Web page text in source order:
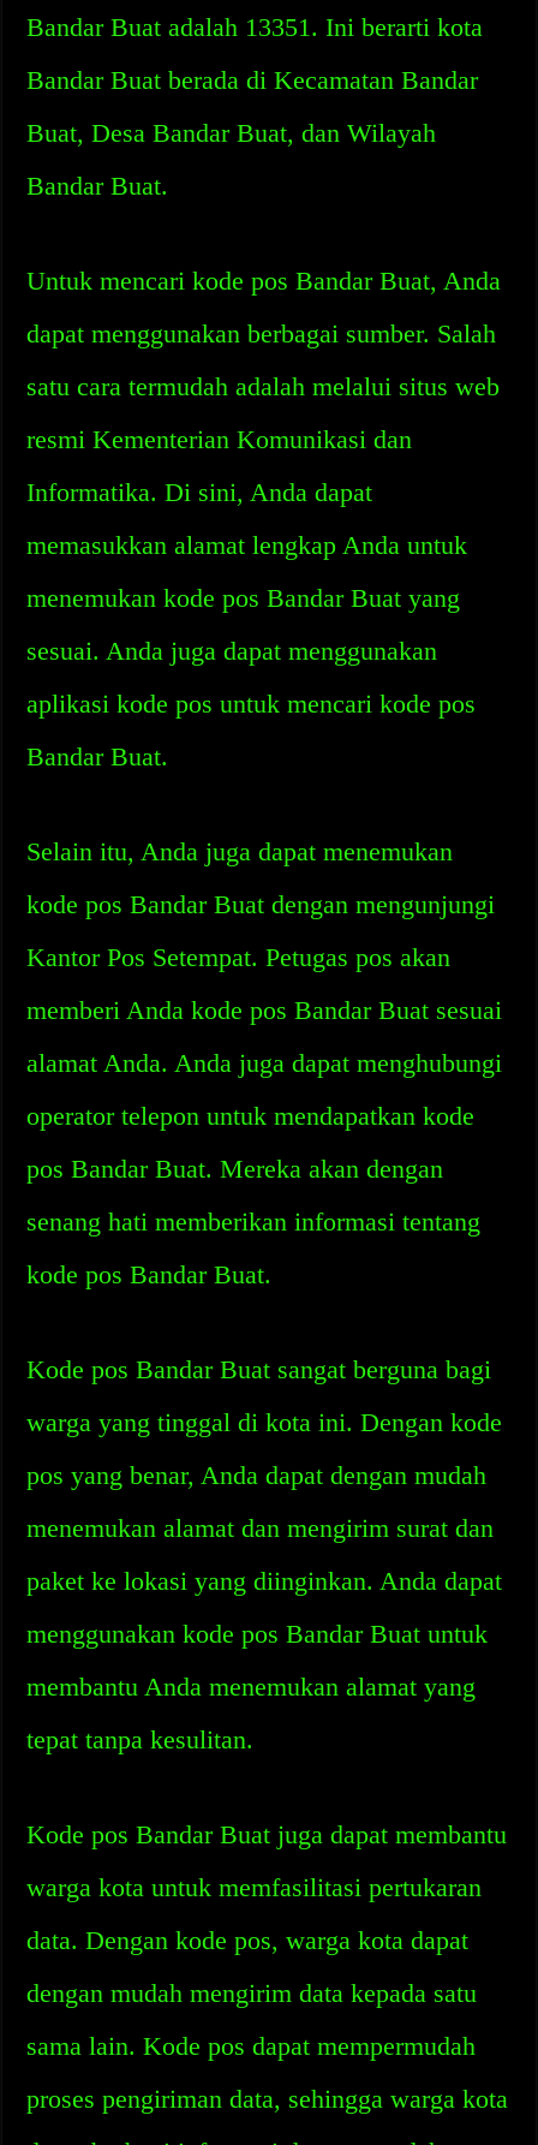
Bandar Buat adalah 13351. Ini berarti kota
Bandar Buat berada di Kecamatan Bandar
Buat, Desa Bandar Buat, dan Wilayah
Bandar Buat.
Untuk mencari kode pos Bandar Buat, Anda
dapat menggunakan berbagai sumber. Salah
satu cara termudah adalah melalui situs web
resmi Kementerian Komunikasi dan
Informatika. Di sini, Anda dapat
memasukkan alamat lengkap Anda untuk
menemukan kode pos Bandar Buat yang
sesuai. Anda juga dapat menggunakan
aplikasi kode pos untuk mencari kode pos
Bandar Buat.
Selain itu, Anda juga dapat menemukan
kode pos Bandar Buat dengan mengunjungi
Kantor Pos Setempat. Petugas pos akan
memberi Anda kode pos Bandar Buat sesuai
alamat Anda. Anda juga dapat menghubungi
operator telepon untuk mendapatkan kode
pos Bandar Buat. Mereka akan dengan
senang hati memberikan informasi tentang
kode pos Bandar Buat.
Kode pos Bandar Buat sangat berguna bagi
warga yang tinggal di kota ini. Dengan kode
pos yang benar, Anda dapat dengan mudah
menemukan alamat dan mengirim surat dan
paket ke lokasi yang diinginkan. Anda dapat
menggunakan kode pos Bandar Buat untuk
membantu Anda menemukan alamat yang
tepat tanpa kesulitan.
Kode pos Bandar Buat juga dapat membantu
warga kota untuk memfasilitasi pertukaran
data. Dengan kode pos, warga kota dapat
dengan mudah mengirim data kepada satu
sama lain. Kode pos dapat mempermudah
proses pengiriman data, sehingga warga kota